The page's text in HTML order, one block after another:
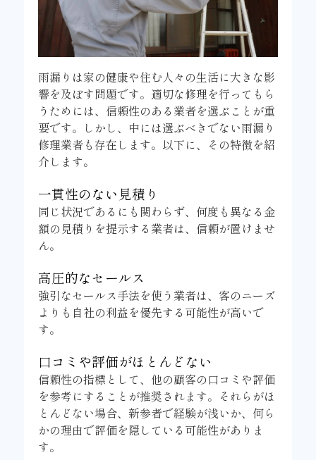
雨漏りは家の健康や住む人々の生活に大きな影
響を及ぼす問題です。適切な修理を行ってもら
うためには、信頼性のある業者を選ぶことが重
要です。しかし、中には選ぶべきでない雨漏り
修理業者も存在します。以下に、その特徴を紹
介します。
一貫性のない見積り
同じ状況であるにも関わらず、何度も異なる金
額の見積りを提示する業者は、信頼が置けませ
ん。
高圧的なセールス
強引なセールス手法を使う業者は、客のニーズ
よりも自社の利益を優先する可能性が高いで
す。
口コミや評価がほとんどない
信頼性の指標として、他の顧客の口コミや評価
を参考にすることが推奨されます。それらがほ
とんどない場合、新参者で経験が浅いか、何ら
かの理由で評価を隠している可能性がありま
す。